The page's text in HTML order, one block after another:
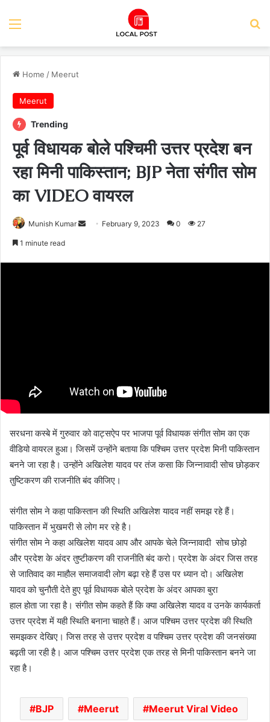
Menu
Home / Meerut
Meerut
Trending
पूर्व विधायक बोले पश्चिमी उत्तर प्रदेश बन
रहा मिनी पाकिस्तान; BJP नेता संगीत सोम
का VIDEO वायरल
Munish Kumar
Send February 9, 2023 0 27
1 minute read
सरधना कस्बे में गुरुवार को वाट्सऐप पर भाजपा पूर्व विधायक संगीत सोम का एक
वीडियो वायरल हुआ। जिसमें उन्होंने बताया कि पश्चिम उत्तर प्रदेश मिनी पाकिस्तान
बनने जा रहा है। उन्होंने अखिलेश यादव पर तंज कसा कि जिन्नावादी सोच छोड़कर
तुष्टिकरण की राजनीति बंद कीजिए।
संगीत सोम ने कहा पाकिस्तान की स्थिति अखिलेश यादव नहीं समझ रहे हैं।
पाकिस्तान में भुखमरी से लोग मर रहे है।
संगीत सोम ने कहा अखिलेश यादव आप और आपके चेले जिन्नावादी सोच छोड़ो
और प्रदेश के अंदर तुष्टीकरण की राजनीति बंद करो। प्रदेश के अंदर जिस तरह
से जातिवाद का माहौल समाजवादी लोग बढ़ा रहे हैं उस पर ध्यान दो। अखिलेश
यादव को चुनौती देते हुए पूर्व विधायक बोले प्रदेश के अंदर आपका बुरा
हाल होता जा रहा है। संगीत सोम कहते हैं कि क्या अखिलेश यादव व उनके कार्यकर्ता
उत्तर प्रदेश में यही स्थिति बनाना चाहते हैं। आज पश्चिम उत्तर प्रदेश की स्थिति
समझकर देखिए। जिस तरह से उत्तर प्रदेश व पश्चिम उत्तर प्रदेश की जनसंख्या
बढ़ती जा रही है। आज पश्चिम उत्तर प्रदेश एक तरह से मिनी पाकिस्तान बनने जा
रहा है।
BJP Meerut Meerut Viral Video